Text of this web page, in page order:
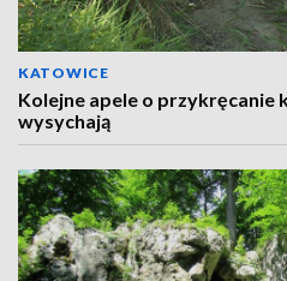
KATOWICE
Kolejne apele o przykręcanie
wysychają